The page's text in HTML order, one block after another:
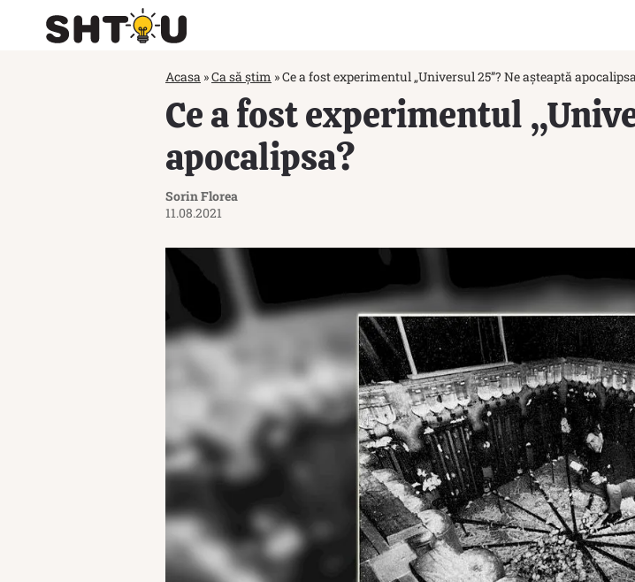
Acasa »Ca să știm »Ce a fost experimentul „Universul 25”? Ne așteaptă
Ce a fost experimentul
apocalipsa?
Sorin Florea
11.08.2021